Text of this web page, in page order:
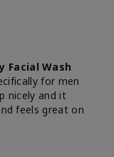
Facial Wash
for men
nicely and it
feels great on